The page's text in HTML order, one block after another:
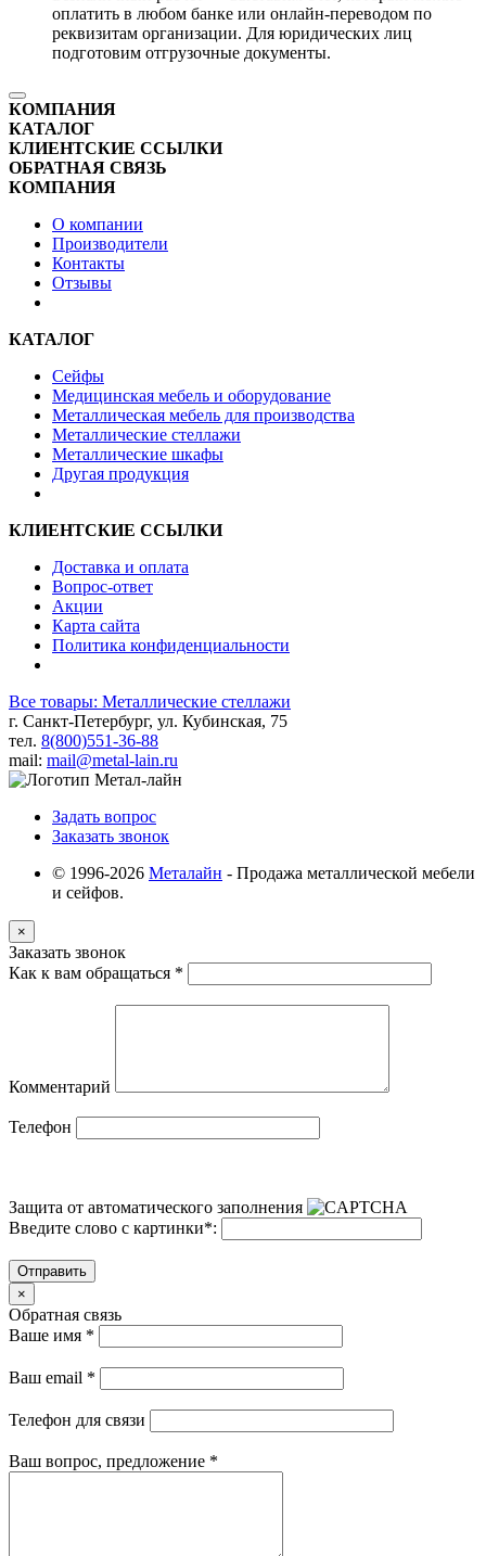
оплатить в любом банке или онлайн-переводом по
реквизитам организации. Для юридических лиц
подготовим отгрузочные документы.
КОМПАНИЯ
КАТАЛОГ
КЛИЕНТСКИЕ ССЫЛКИ
ОБРАТНАЯ СВЯЗЬ
КОМПАНИЯ
О компании
Производители
Контакты
Отзывы
КАТАЛОГ
Сейфы
Медицинская мебель и оборудование
Металлическая мебель для производства
Металлические стеллажи
Металлические шкафы
Другая продукция
КЛИЕНТСКИЕ ССЫЛКИ
Доставка и оплата
Вопрос-ответ
Акции
Карта сайта
Политика конфиденциальности
Все товары: Металлические стеллажи
г. Санкт-Петербург, ул. Кубинская, 75
тел. 8(800)551-36-88
mail: mail@metal-lain.ru
Задать вопрос
Заказать звонок
© 1996-2026 Металайн - Продажа металлической мебели
и сейфов.
×
Заказать звонок
Как к вам обращаться *
Комментарий
Телефон
Защита от автоматического заполнения
Введите слово с картинки*:
Отправить
×
Обратная связь
Ваше имя *
Ваш email *
Телефон для связи
Ваш вопрос, предложение *